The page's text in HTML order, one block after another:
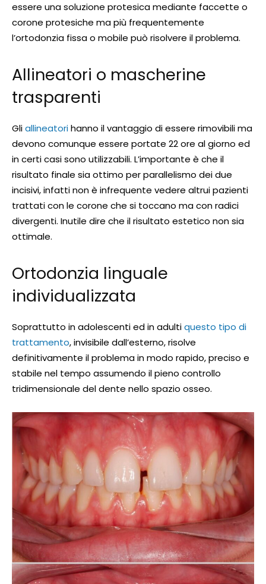
essere una soluzione protesica mediante faccette o
corone protesiche ma più frequentemente
l’ortodonzia fissa o mobile può risolvere il problema.
Allineatori o mascherine
trasparenti
Gliallineatorihanno il vantaggio di essere rimovibili ma
devono comunque essere portate 22 ore al giorno ed
in certi casi sono utilizzabili. L’importante è che il
risultato finale sia ottimo per parallelismo dei due
incisivi, infatti non è infrequente vedere altrui pazienti
trattati con le corone che si toccano ma con radici
divergenti. Inutile dire che il risultato estetico non sia
ottimale.
Ortodonzia linguale
individualizzata
Soprattutto in adolescenti ed in adultiquesto tipo di
trattamento, invisibile dall’esterno, risolve
definitivamente il problema in modo rapido, preciso e
stabile nel tempo assumendo il pieno controllo
tridimensionale del dente nello spazio osseo.